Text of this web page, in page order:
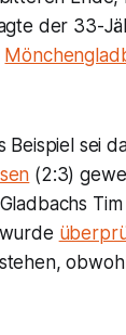
der 33-
Beispiel sei
(2:3)